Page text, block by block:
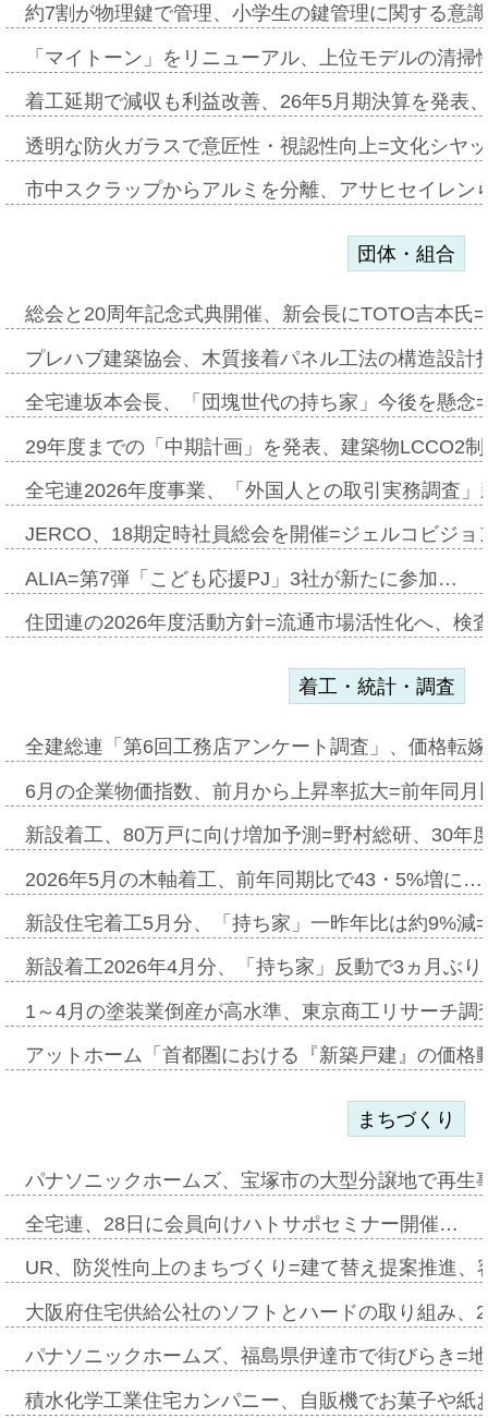
約7割が物理鍵で管理、小学生の鍵管理に関する意
「マイトーン」をリニューアル、上位モデルの清
着工延期で減収も利益改善、26年5月期決算を発表
透明な防火ガラスで意匠性・視認性向上=文化シヤ
市中スクラップからアルミを分離、アサヒセイレ
団体・組合
総会と20周年記念式典開催、新会長にTOTO吉本氏
プレハブ建築協会、木質接着パネル工法の構造設
全宅連坂本会長、「団塊世代の持ち家」今後を懸
29年度までの「中期計画」を発表、建築物LCCO2
全宅連2026年度事業、「外国人との取引実務調査
JERCO、18期定時社員総会を開催=ジェルコビジ
ALIA=第7弾「こども応援PJ」3社が新たに参加…
住団連の2026年度活動方針=流通市場活性化へ、検
着工・統計・調査
全建総連「第6回工務店アンケート調査」、価格転
6月の企業物価指数、前月から上昇率拡大=前年同
新設着工、80万戸に向け増加予測=野村総研、30年
2026年5月の木軸着工、前年同期比で43・5%増に…
新設住宅着工5月分、「持ち家」一昨年比は約9%
新設着工2026年4月分、「持ち家」反動で3ヵ月ぶ
1～4月の塗装業倒産が高水準、東京商工リサーチ
アットホーム「首都圏における『新築戸建』の価
まちづくり
パナソニックホームズ、宝塚市の大型分譲地で再
全宅連、28日に会員向けハトサポセミナー開催…
UR、防災性向上のまちづくり=建て替え提案推進
大阪府住宅供給公社のソフトとハードの取り組み
パナソニックホームズ、福島県伊達市で街びらき=
積水化学工業住宅カンパニー、自販機でお菓子や